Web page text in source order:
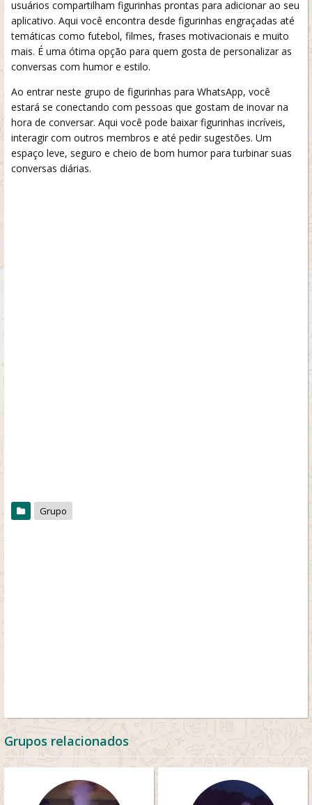
usuários compartilham figurinhas prontas para adicionar ao seu
aplicativo. Aqui você encontra desde figurinhas engraçadas até
temáticas como futebol, filmes, frases motivacionais e muito
mais. É uma ótima opção para quem gosta de personalizar as
conversas com humor e estilo.
Ao entrar neste grupo de figurinhas para WhatsApp, você
estará se conectando com pessoas que gostam de inovar na
hora de conversar. Aqui você pode baixar figurinhas incríveis,
interagir com outros membros e até pedir sugestões. Um
espaço leve, seguro e cheio de bom humor para turbinar suas
conversas diárias.
Grupo
Grupos relacionados